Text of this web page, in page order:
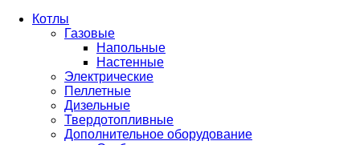
Котлы
Газовые
Напольные
Настенные
Электрические
Пеллетные
Дизельные
Твердотопливные
Дополнительное оборудование